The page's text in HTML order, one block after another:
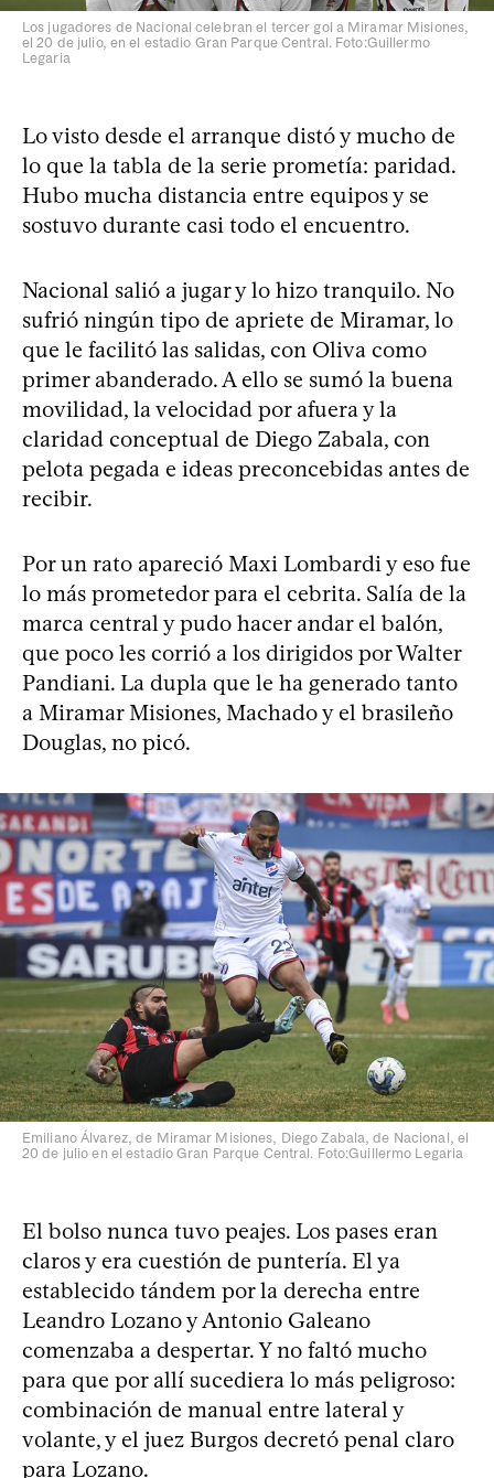
Los jugadores de Nacional celebran el tercer gol a Miramar Misiones,
el 20 de julio, en el estadio Gran Parque Central. Foto:Guillermo
Legaria
Lo visto desde el arranque distó y mucho de
lo que la tabla de la serie prometía: paridad.
Hubo mucha distancia entre equipos y se
sostuvo durante casi todo el encuentro.
Nacional salió a jugar y lo hizo tranquilo. No
sufrió ningún tipo de apriete de Miramar, lo
que le facilitó las salidas, con Oliva como
primer abanderado. A ello se sumó la buena
movilidad, la velocidad por afuera y la
claridad conceptual de Diego Zabala, con
pelota pegada e ideas preconcebidas antes de
recibir.
Por un rato apareció Maxi Lombardi y eso fue
lo más prometedor para el cebrita. Salía de la
marca central y pudo hacer andar el balón,
que poco les corrió a los dirigidos por Walter
Pandiani. La dupla que le ha generado tanto
a Miramar Misiones, Machado y el brasileño
Douglas, no picó.
Emiliano Álvarez, de Miramar Misiones, Diego Zabala, de Nacional, el
20 de julio en el estadio Gran Parque Central. Foto:Guillermo Legaria
El bolso nunca tuvo peajes. Los pases eran
claros y era cuestión de puntería. El ya
establecido tándem por la derecha entre
Leandro Lozano y Antonio Galeano
comenzaba a despertar. Y no faltó mucho
para que por allí sucediera lo más peligroso:
combinación de manual entre lateral y
volante, y el juez Burgos decretó penal claro
para Lozano.